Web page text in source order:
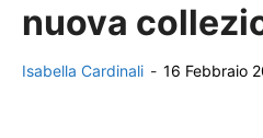
nuova
Isabella Cardinali - 16 Febbraio